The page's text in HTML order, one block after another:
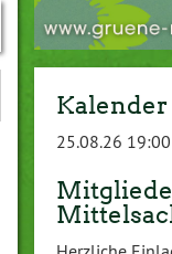
Kalender
25.08.26